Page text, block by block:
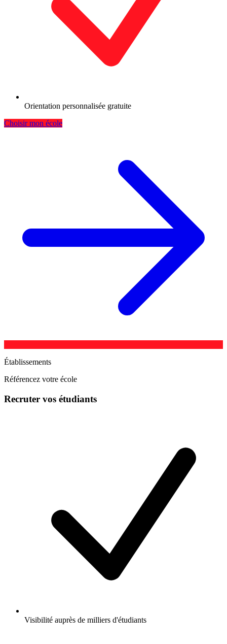
Orientation personnalisée gratuite
Choisir mon école
Établissements
Référencez votre école
Recruter vos étudiants
Visibilité auprès de milliers d'étudiants